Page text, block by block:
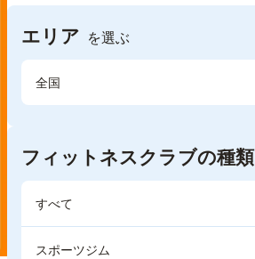
エリア を選ぶ
全国
フィットネスクラブの種類
すべて
スポーツジム